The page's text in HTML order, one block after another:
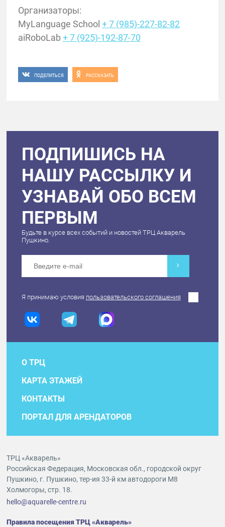
Организаторы:
MyLanguage School + 7 (985)-227-82-82
aiRoboLab+ 7 (925)-192-87-70
ПОДЕЛИТЬСЯ РАССКАЗАТЬ
ПОДПИШИСЬ НА
НАШУ РАССЫЛКУ И
УЗНАВАЙ ОБО ВСЕМ
ПЕРВЫМ
Будьте в курсе всех событий и новостей ТРЦ Акварель
Пушкино.
Я принимаю условия пользовательского соглашения
О ТРЦ
КАРТА ЭТАЖЕЙ
КОНТАКТЫ
ПОРТАЛ ДЛЯ АРЕНДАТОРОВ
ТРЦ «Акварель»
Российская Федерация, Московская обл., городской округ
Пушкино, г. Пушкино, тер-ия 33-й км автодороги М8
Холмогоры, стр. 18.
hello@aquarelle-centre.ru
Правила посещения ТРЦ «Акварель»